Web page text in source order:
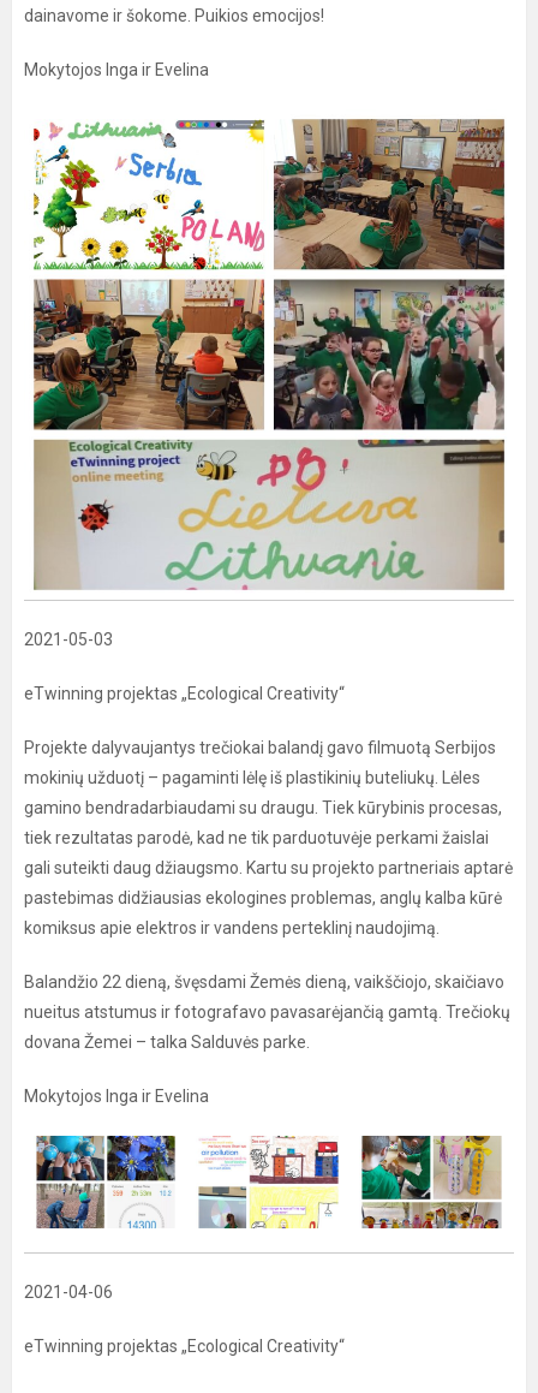
dainavome ir šokome. Puikios emocijos!
Mokytojos Inga ir Evelina
2021-05-03
eTwinning projektas „Ecological Creativity“
Projekte dalyvaujantys trečiokai balandį gavo filmuotą Serbijos
mokinių užduotį – pagaminti lėlę iš plastikinių buteliukų. Lėles
gamino bendradarbiaudami su draugu. Tiek kūrybinis procesas,
tiek rezultatas parodė, kad ne tik parduotuvėje perkami žaislai
gali suteikti daug džiaugsmo. Kartu su projekto partneriais aptarė
pastebimas didžiausias ekologines problemas, anglų kalba kūrė
komiksus apie elektros ir vandens perteklinį naudojimą.
Balandžio 22 dieną, švęsdami Žemės dieną, vaikščiojo, skaičiavo
nueitus atstumus ir fotografavo pavasarėjančią gamtą. Trečiokų
dovana Žemei – talka Salduvės parke.
Mokytojos Inga ir Evelina
2021-04-06
eTwinning projektas „Ecological Creativity“